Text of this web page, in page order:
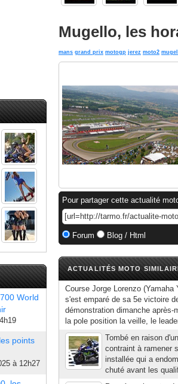
World
points
à 12h27
Mugello, les
mans grand prix motogp jerez moto2
Pour partager cette actualité
Forum Blog / Html
ACTUALITÉS MOTO
Course Jorge Lorenzo
s'est emparé de sa 5e victoire
démonstration dimanche
la pole position la veille, le
Tombé en raison
contraint à ramener
installée qui a
chuté avant les